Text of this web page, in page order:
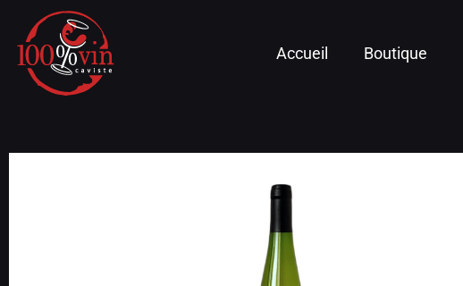
Accueil Boutique